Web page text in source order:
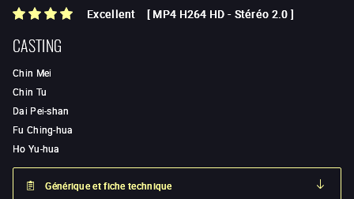
Excellent [ MP4 H264 HD - Stéréo 2.0 ]
CASTING
Chin Mei
Chin Tu
Dai Pei-shan
Fu Ching-hua
Ho Yu-hua
Générique et fiche technique